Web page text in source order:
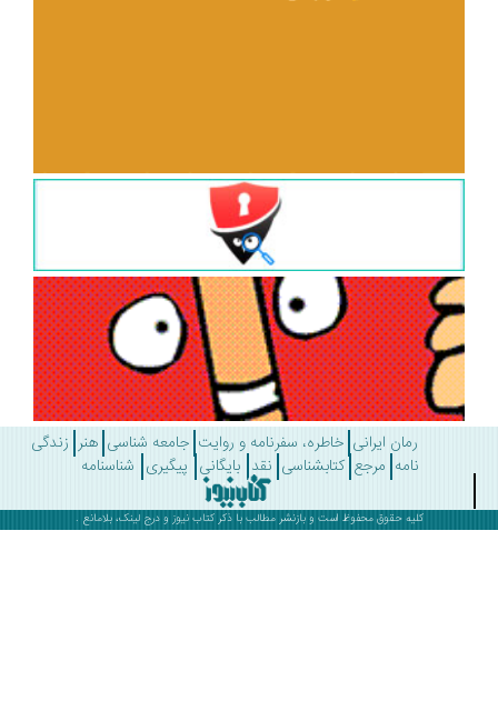
رمان ایرانی خاطره، سفرنامه و روایت جامعه شناسی هنر زندگی
مرجع کتابشناسی نقد بایگانی پیگیری شناسنامه
کلیه حقوق محفوظ است و بازنشر مطالب با ذکرکتاب نیوزو درج لینک، بلامانع .